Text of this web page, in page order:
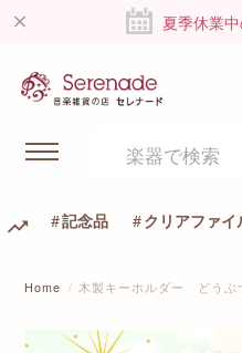
夏季休業
記念品 クリアファイ
Home 木製キーホルダー どうぶ